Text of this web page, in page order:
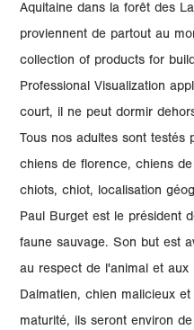
Aquitaine dans la forêt des
proviennent de partout au
collection of products for
Professional Visualization
court, il ne peut dormir
Tous nos adultes sont testés
chiens de florence, chiens
chiots, chiot, localisation
Paul Burget est le président
faune sauvage. Son but est
au respect de l'animal et aux
Dalmatien, chien malicieux
maturité, ils seront environ